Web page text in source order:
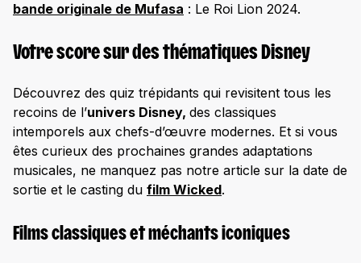
bande originale de Mufasa : Le Roi Lion 2024.
Votre score sur des thématiques Disney
Découvrez des quiz trépidants qui revisitent tous les
recoins de l’univers Disney, des classiques
intemporels aux chefs-d’œuvre modernes. Et si vous
êtes curieux des prochaines grandes adaptations
musicales, ne manquez pas notre article sur la date de
sortie et le casting du film Wicked.
Films classiques et méchants iconiques